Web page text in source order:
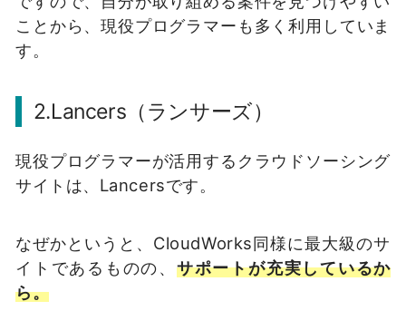
ことから、現役プログラマーも多く利用していま
す。
2.Lancers（ランサーズ）
現役プログラマーが活用するクラウドソーシング
サイトは、Lancersです。
なぜかというと、CloudWorks同様に最大級のサ
イトであるものの、 サポートが充実しているか
ら。